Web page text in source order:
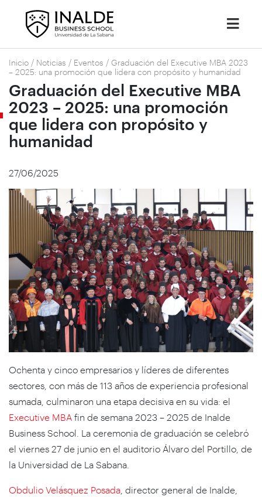
Inicio / Noticias / Eventos / Graduación del Executive MBA 2023
– 2025: una promoción que lidera con propósito y humanidad
Graduación del Executive MBA
2023 – 2025: una promoción
que lidera con propósito y
humanidad
27/06/2025
Ochenta y cinco empresarios y líderes de diferentes
sectores, con más de 113 años de experiencia profesional
sumada, culminaron una etapa decisiva en su vida: el
Executive MBA fin de semana 2023 – 2025 de Inalde
Business School. La ceremonia de graduación se celebró
el viernes 27 de junio en el auditorio Álvaro del Portillo, de
la Universidad de La Sabana.
Obdulio Velásquez Posada , director general de Inalde,